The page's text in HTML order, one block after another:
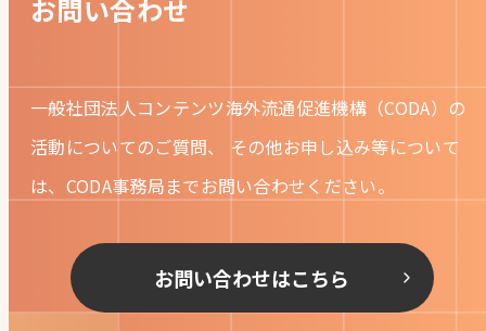
お問い合わせ
一般社団法人コンテンツ海外流通促進機構（CODA）の
活動についてのご質問、
その他お申し込み等について
は、CODA事務局までお問い合わせください。
お問い合わせはこちら